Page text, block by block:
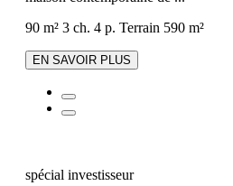
90 m² 3 ch. 4 p. Terrain 590 m²
EN SAVOIR PLUS
spécial investisseur